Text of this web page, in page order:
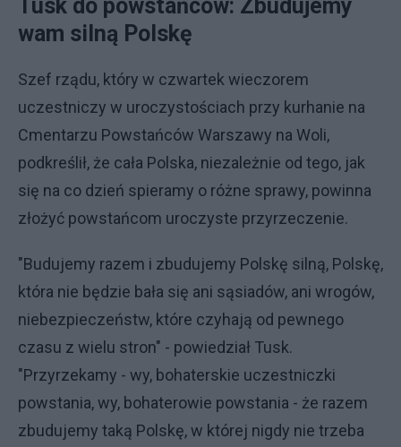
Tusk do powstańców: Zbudujemy
wam silną Polskę
Szef rządu, który w czwartek wieczorem
uczestniczy w uroczystościach przy kurhanie na
Cmentarzu Powstańców Warszawy na Woli,
podkreślił, że cała Polska, niezależnie od tego, jak
się na co dzień spieramy o różne sprawy, powinna
złożyć powstańcom uroczyste przyrzeczenie.
"Budujemy razem i zbudujemy Polskę silną, Polskę,
która nie będzie bała się ani sąsiadów, ani wrogów,
niebezpieczeństw, które czyhają od pewnego
czasu z wielu stron" - powiedział Tusk.
"Przyrzekamy - wy, bohaterskie uczestniczki
powstania, wy, bohaterowie powstania - że razem
zbudujemy taką Polskę, w której nigdy nie trzeba